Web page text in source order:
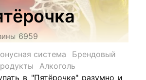
6959
система
Брендовый
Алкоголь
в "Пятёрочке" разумно и